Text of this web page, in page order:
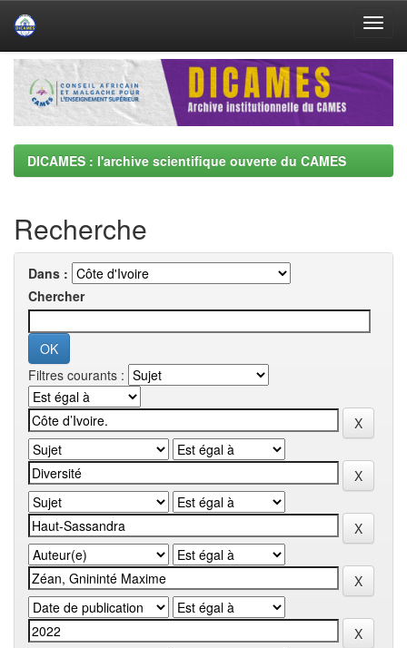
Skip
navigation
DICAMES : l'archive scientifique ouverte du CAMES
Recherche
Dans :
Chercher
Filtres courants :